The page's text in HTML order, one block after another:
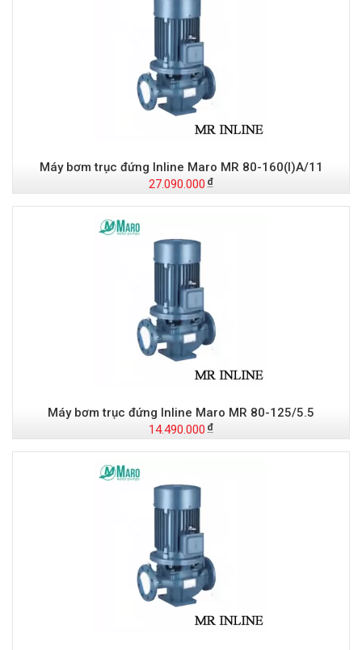
Máy bơm trục đứng Inline Maro MR 80-160(I)A/11
27.090.000
Máy bơm trục đứng Inline Maro MR 80-125/5.5
14.490.000